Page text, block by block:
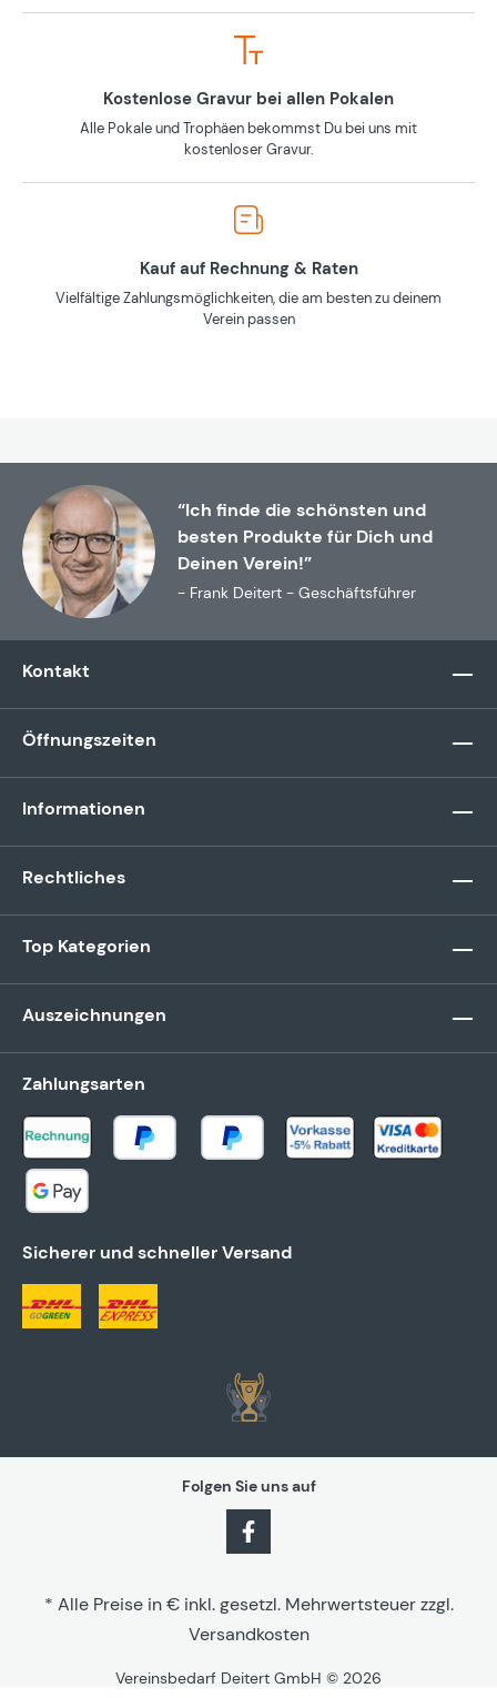
Kostenlose Gravur bei allen Pokalen
Alle Pokale und Trophäen bekommst Du bei uns mit
kostenloser Gravur.
Kauf auf Rechnung & Raten
Vielfältige Zahlungsmöglichkeiten, die am besten zu deinem
Verein passen
“Ich finde die schönsten und
besten Produkte für Dich und
Deinen Verein!”
- Frank Deitert - Geschäftsführer
Kontakt
Öffnungszeiten
Informationen
Rechtliches
Top Kategorien
Auszeichnungen
Zahlungsarten
Sicherer und schneller Versand
Folgen Sie uns auf
* Alle Preise in € inkl. gesetzl. Mehrwertsteuer zzgl.
Versandkosten
Vereinsbedarf Deitert GmbH © 2026